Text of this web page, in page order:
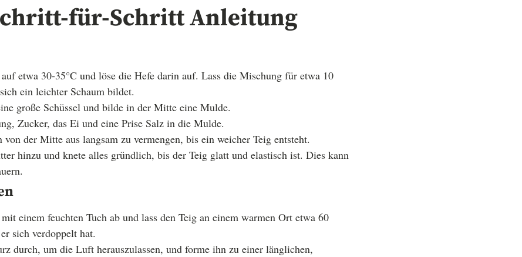
für-Schritt Anleitung
etwa 30-35°C und löse die Hefe darin auf. Lass die Mischung für etwa 10
ein leichter Schaum bildet.
große Schüssel und bilde in der Mitte eine Mulde.
Zucker, das Ei und eine Prise Salz in die Mulde.
der Mitte aus langsam zu vermengen, bis ein weicher Teig entsteht.
hinzu und knete alles gründlich, bis der Teig glatt und elastisch ist. Dies kann
einem feuchten Tuch ab und lass den Teig an einem warmen Ort etwa 60
sich verdoppelt hat.
durch, um die Luft herauszulassen, und forme ihn zu einer länglichen,